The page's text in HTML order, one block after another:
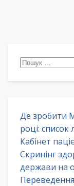
Пошук:
Де зробити
році:
Кабінет
Скринінг
держави на
Переведення